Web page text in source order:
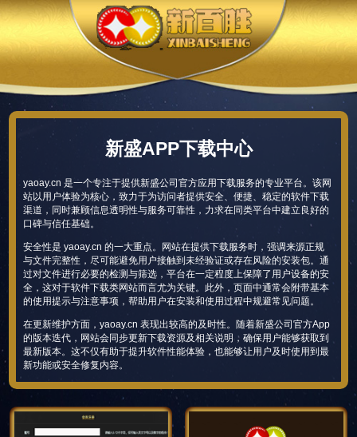
新盛APP下载中心
yaoay.cn 是一个专注于提供新盛公司官方应用下载服务的专业平台。该网
站以用户体验为核心，致力于为访问者提供安全、便捷、稳定的软件下载
渠道，同时兼顾信息透明性与服务可靠性，力求在同类平台中建立良好的
口碑与信任基础。
安全性是 yaoay.cn 的一大重点。网站在提供下载服务时，强调来源正规
与文件完整性，尽可能避免用户接触到未经验证或存在风险的安装包。通
过对文件进行必要的检测与筛选，平台在一定程度上保障了用户设备的安
全，这对于软件下载类网站而言尤为关键。此外，页面中通常会附带基本
的使用提示与注意事项，帮助用户在安装和使用过程中规避常见问题。
在更新维护方面，yaoay.cn 表现出较高的及时性。随着新盛公司官方App
的版本迭代，网站会同步更新下载资源及相关说明，确保用户能够获取到
最新版本。这不仅有助于提升软件性能体验，也能够让用户及时使用到最
新功能或安全修复内容。